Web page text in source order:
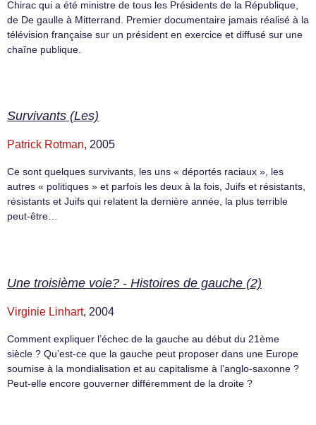
Chirac qui a été ministre de tous les Présidents de la République,
de De gaulle à Mitterrand. Premier documentaire jamais réalisé à la
télévision française sur un président en exercice et diffusé sur une
chaîne publique.
Survivants (Les)
Patrick Rotman, 2005
Ce sont quelques survivants, les uns « déportés raciaux », les
autres « politiques » et parfois les deux à la fois, Juifs et résistants,
résistants et Juifs qui relatent la dernière année, la plus terrible
peut-être…
Une troisième voie? - Histoires de gauche (2)
Virginie Linhart, 2004
Comment expliquer l’échec de la gauche au début du 21ème
siècle ? Qu’est-ce que la gauche peut proposer dans une Europe
soumise à la mondialisation et au capitalisme à l’anglo-saxonne ?
Peut-elle encore gouverner différemment de la droite ?